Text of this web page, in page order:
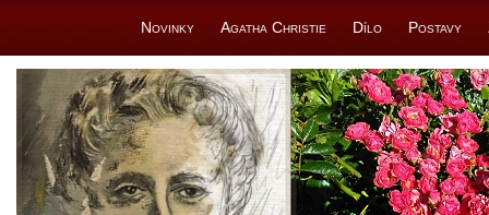
Novinky Agatha Christie Dílo Postavy